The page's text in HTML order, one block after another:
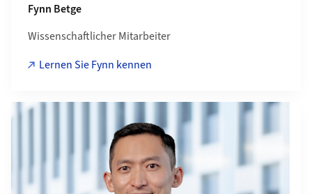
Fynn Betge
Wissenschaftlicher Mitarbeiter
Lernen Sie Fynn kennen